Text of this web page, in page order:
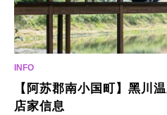
【阿苏郡南小国町】黑川
店家信息